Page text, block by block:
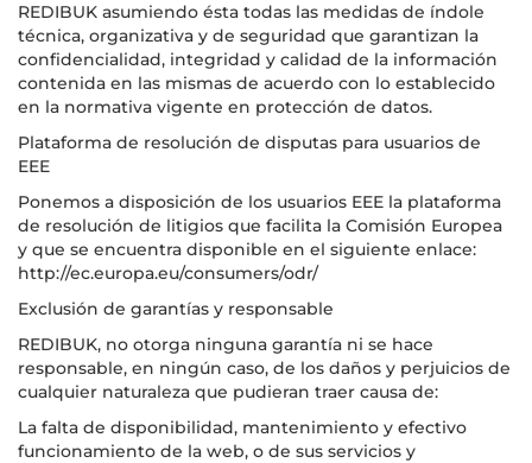
REDIBUK asumiendo ésta todas las medidas de índole
técnica, organizativa y de seguridad que garantizan la
confidencialidad, integridad y calidad de la información
contenida en las mismas de acuerdo con lo establecido
en la normativa vigente en protección de datos.
Plataforma de resolución de disputas para usuarios de
EEE
Ponemos a disposición de los usuarios EEE la plataforma
de resolución de litigios que facilita la Comisión Europea
y que se encuentra disponible en el siguiente enlace:
http://ec.europa.eu/consumers/odr/
Exclusión de garantías y responsable
REDIBUK, no otorga ninguna garantía ni se hace
responsable, en ningún caso, de los daños y perjuicios de
cualquier naturaleza que pudieran traer causa de:
La falta de disponibilidad, mantenimiento y efectivo
funcionamiento de la web, o de sus servicios y